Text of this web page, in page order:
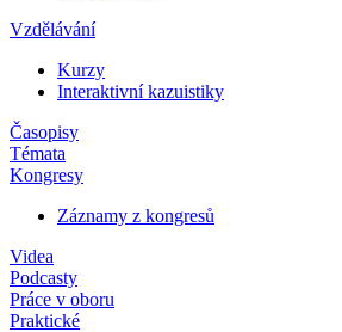
Vzdělávání
Kurzy
Interaktivní kazuistiky
Časopisy
Témata
Kongresy
Záznamy z kongresů
Videa
Podcasty
Práce v oboru
Praktické